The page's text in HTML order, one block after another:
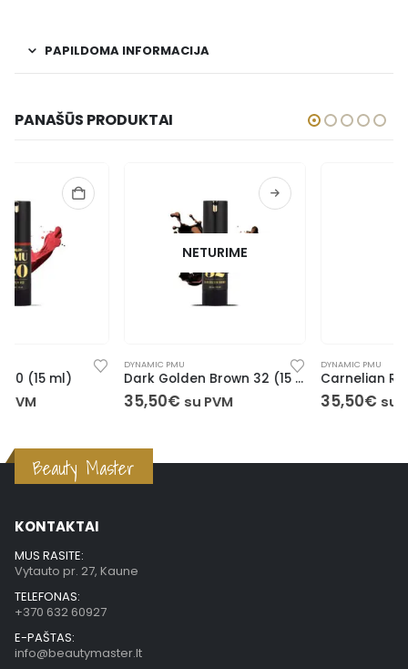
PAPILDOMA INFORMACIJA
PANAŠŪS PRODUKTAI
Dark Golden Brown 32 (15 ml)
35,50
Carnelian Red 55 (15 ml)
35,50
Beauty Master
KONTAKTAI
MUS RASITE:
Vytauto pr. 27, Kaune
TELEFONAS:
+370 632 60927
E-PAŠTAS:
info@beautymaster.lt